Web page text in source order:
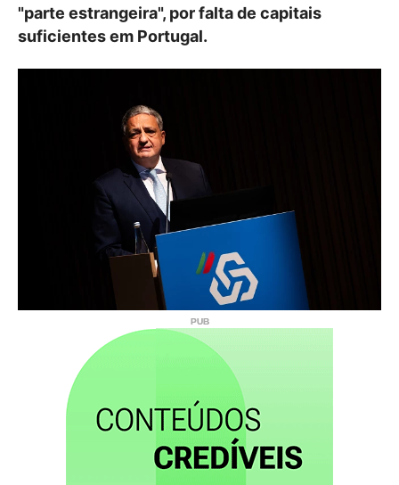
"parte estrangeira", por falta de capitais
suficientes em Portugal.